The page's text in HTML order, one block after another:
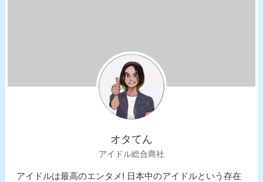
オタてん
アイドル総合商社
アイドルは最高のエンタメ! 日本中のアイドルという存在